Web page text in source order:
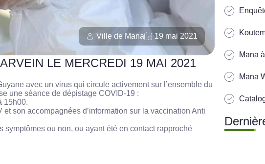
Ville de Mana 19 mai 2021
LE MERCREDI 19 MAI 2021
avec un virus qui circule activement sur l’ensemble du
une séance de dépistage COVID-19 :
15h00.
son accompagnées d’information sur la vaccination Anti
ou non, ou ayant été en contact rapproché
Mana
Mana